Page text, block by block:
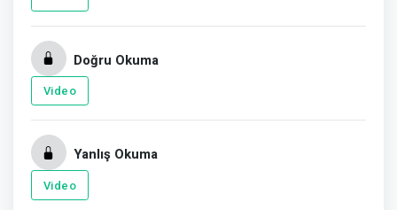
Doğru Okuma
Video
Yanlış Okuma
Video